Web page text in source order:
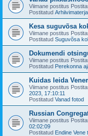
Viimane postitus
Postitatud
Kesa suguvõsa
Viimane postitus
Postitatud Suguvõsa
Dokumendi
Viimane postitus
Postitatud Perekonna
Kuidas leida
Viimane postitus
2023, 17:10:11
Postitatud Vanad fotod
Russian
Viimane postitus
02:02:09
Postitatud Endine Vene